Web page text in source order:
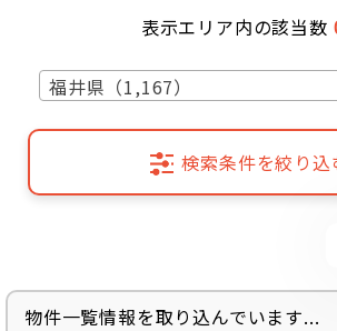
表示エリア内の該当数
福井県（1,167）
検索条件を絞り込
物件一覧情報を取り込んでいます...